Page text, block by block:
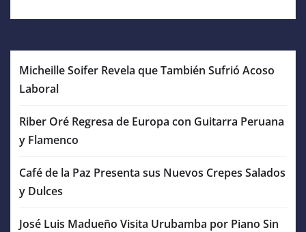
Micheille Soifer Revela que También Sufrió Acoso
Laboral
Riber Oré Regresa de Europa con Guitarra Peruana
y Flamenco
Café de la Paz Presenta sus Nuevos Crepes Salados
y Dulces
José Luis Madueño Visita Urubamba por Piano Sin